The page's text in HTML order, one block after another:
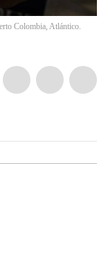
Colombia, Atlántico.